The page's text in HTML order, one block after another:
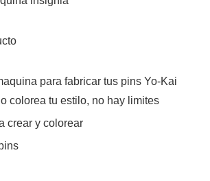
para fabricar tus pins Yo-Kai
colorea tu estilo, no hay limites
crear y colorear